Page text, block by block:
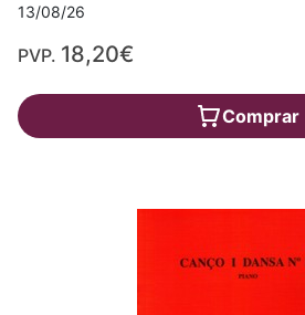
13/08/26
PVP. 18,20€
Comprar